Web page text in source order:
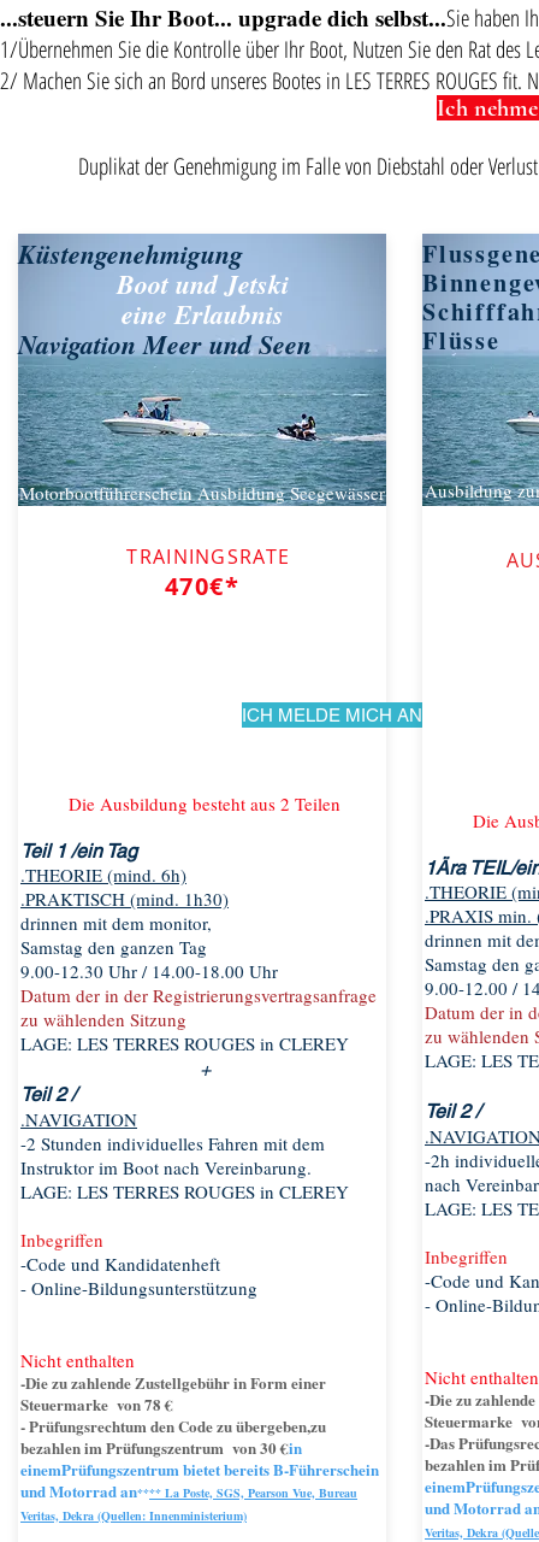
...steuern Sie Ihr Boot... upgrade dich selbst...Sie haben
1/Übernehmen Sie die Kontrolle über Ihr Boot, Nutzen Sie den Rat des
2/ Machen Sie sich an Bord unseres Bootes in LES TERRES ROUGES fit.
Duplikat der Genehmigung im Falle von Diebstahl oder
Motorbootführerschein Ausbildung Seegewässer
TRAININGSRATE
470€*
Küstengenehmigung
Boot und Jetski
eine Erlaubnis
Navigation Meer und Seen
ICH MELDE MICH AN
Die Ausbildung besteht aus 2 Teilen
Teil 1 /ein Tag
.THEORIE (mind. 6h)
.PRAKTISCH (mind. 1h30)
drinnen mit dem monitor,
Samstag den ganzen Tag
9.00-12.30 Uhr / 14.00-18.00 Uhr
Datum der in der Registrierungsvertragsanfrage
zu wählenden Sitzung
LAGE: LES TERRES ROUGES in CLEREY
+​
Teil 2 /
.NAVIGATION
-2 Stunden individuelles Fahren mit dem
Instruktor im Boot nach Vereinbarung.
LAGE: LES TERRES ROUGES in CLEREY
Inbegriffen
-Code und Kandidatenheft
- Online-Bildungsunterstützung
Nicht enthalten
-Die zu zahlende Zustellgebühr in Form einer
Steuermarke von 78 €
- Prüfungsrechtum den Code zu übergeben,zu
bezahlen im Prüfungszentrum von 30 €in
einemPrüfungszentrum bietet bereits B-Führerschein
und Motorrad an**** La Poste, SGS, Pearson Vue, Bureau
Veritas, Dekra (Quellen: Innenministerium)
Ausbildung
Flüsse
Die
1Ära TEIL/
.THEORIE
.PRAXIS min.
drinnen mit
Samstag den
9.00-12.00 /
Datum der in
zu wählenden
LAGE: LES
Teil 2 /
-2h
nach
LAGE: LES
Inbegriffen
-Code und
- Online-
Nicht
-Die zu
Steuermarke
-Das
bezahlen im
einem
und Motorrad
Veritas, Dekra